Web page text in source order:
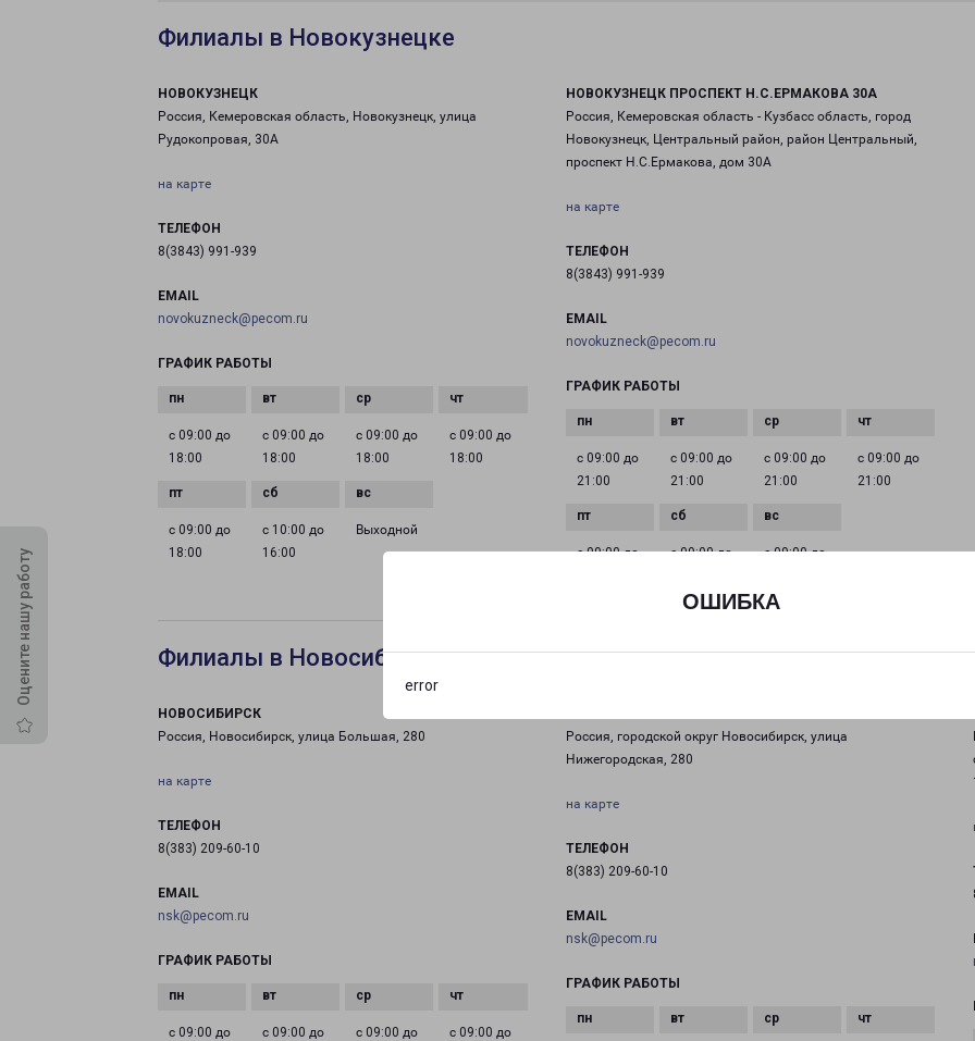
ОШИБКА
error
Оцените нашу работу
Филиалы в Новокузнецке
НОВОКУЗНЕЦК
Россия, Кемеровская область, Новокузнецк, улица
Рудокопровая, 30А
на карте
ТЕЛЕФОН
8(3843) 991-939
EMAIL
novokuzneck@pecom.ru
ГРАФИК РАБОТЫ
с 09:00 до
18:00
с 09:00 до
18:00
с 09:00 до
18:00
с 09:00 до
18:00
с 09:00 до
18:00
с 10:00 до
16:00
Выходной
НОВОКУЗНЕЦК ПРОСПЕКТ Н.С.ЕРМАКОВА 30А
Россия, Кемеровская область - Кузбасс область, город
Новокузнецк, Центральный район, район Центральный,
проспект Н.С.Ермакова, дом 30А
на карте
ТЕЛЕФОН
8(3843) 991-939
EMAIL
novokuzneck@pecom.ru
ГРАФИК РАБОТЫ
с 09:00 до
21:00
с 09:00 до
21:00
с 09:00 до
21:00
с 09:00 до
21:00
с 09:00 до
с 09:00 до
с 09:00 до
Филиалы в Новосибирске
НОВОСИБИРСК
Россия, Новосибирск, улица Большая, 280
на карте
ТЕЛЕФОН
8(383) 209-60-10
EMAIL
nsk@pecom.ru
ГРАФИК РАБОТЫ
с 09:00 до
с 09:00 до
с 09:00 до
с 09:00 до
Россия, городской округ Новосибирск, улица
Нижегородская, 280
на карте
ТЕЛЕФОН
8(383) 209-60-10
EMAIL
nsk@pecom.ru
ГРАФИК РАБОТЫ